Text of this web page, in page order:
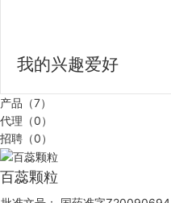
我的兴趣爱好
产品（7）
代理（0）
招聘（0）
百蕊颗粒